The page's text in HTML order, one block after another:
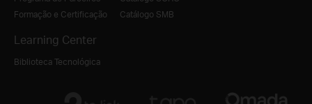
Formação e Certificação
Catálogo SMB
Learning Center
Biblioteca Tecnológica